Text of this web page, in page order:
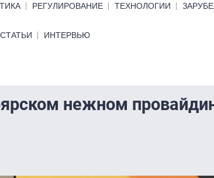
РЕГУЛИРОВАНИЕ ТЕХНОЛОГИИ
СТАТЬИ ИНТЕРВЬЮ
нежном